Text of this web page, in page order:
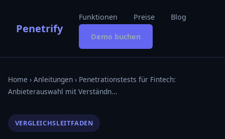
Penetrify
Funktionen Preise Blog
Demo buchen
Home › Anleitungen › Penetrationstests für Fintech:
Anbieterauswahl mit Verständn...
VERGLEICHSLEITFADEN